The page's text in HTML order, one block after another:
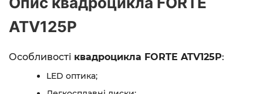
ATV125P
Особливості квадроцикла FORTE ATV125P:
LED оптика;